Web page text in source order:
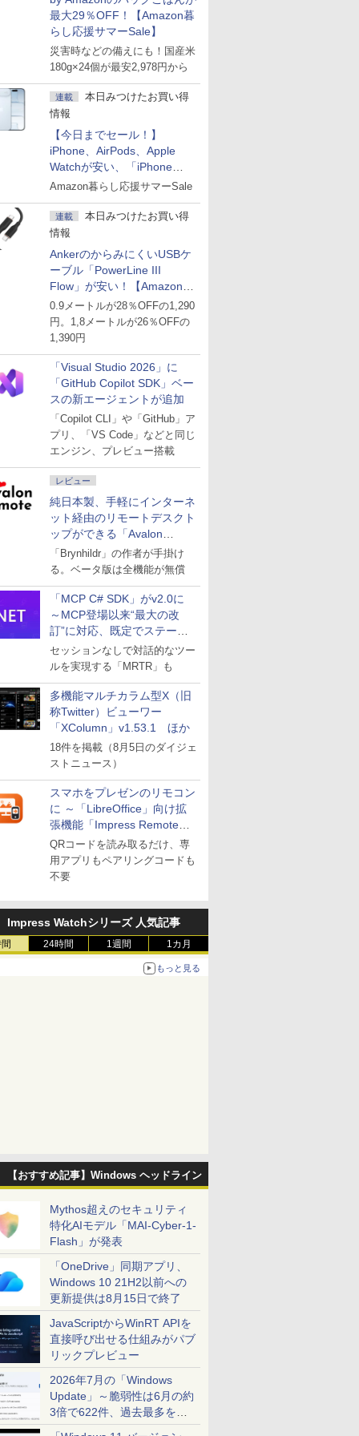
最大29％OFF！【Amazon暮
らし応援サマーSale】
災害時などの備えにも！国産米
180g×24個が最安2,978円から
連載
本日みつけたお買い得
情報
【今日までセール！】
iPhone、AirPods、Apple
Watchが安い、「iPhone
Air」256GB版が139,800円な
Amazon暮らし応援サマーSale
連載
本日みつけたお買い得
情報
AnkerのからみにくいUSBケ
ーブル「PowerLine III
Flow」が安い！【Amazon暮
らし応援サマーSale】
0.9メートルが28％OFFの1,290
円。1,8メートルが26％OFFの
1,390円
「Visual Studio 2026」に
「GitHub Copilot SDK」ベー
スの新エージェントが追加
「Copilot CLI」や「GitHub」ア
プリ、「VS Code」などと同じ
エンジン、プレビュー搭載
レビュー
純日本製、手軽にインターネ
ット経由のリモートデスクト
ップができる「Avalon
remote」
「Brynhildr」の作者が手掛け
る。ベータ版は全機能が無償
「MCP C# SDK」がv2.0に
～MCP登場以来“最大の改
訂”に対応、既定でステート
レスへ
セッションなしで対話的なツー
ルを実現する「MRTR」も
多機能マルチカラム型X（旧
称Twitter）ビューワー
「XColumn」v1.53.1 ほか
18件を掲載（8月5日のダイジェ
ストニュース）
スマホをプレゼンのリモコン
に ～「LibreOffice」向け拡
張機能「Impress Remote」
が公開
QRコードを読み取るだけ、専
用アプリもペアリングコードも
不要
Impress Watchシリーズ 人気記事
24時間 1週間 1カ月
もっと見る
【おすすめ記事】Windows ヘッドライン
Mythos超えのセキュリティ
特化AIモデル「MAI-Cyber-1-
Flash」が発表
「OneDrive」同期アプリ、
Windows 10 21H2以前への
更新提供は8月15日で終了
JavaScriptからWinRT APIを
直接呼び出せる仕組みがパブ
リックプレビュー
2026年7月の「Windows
Update」～脆弱性は6月の約
3倍で622件、過去最多を大
幅に更新